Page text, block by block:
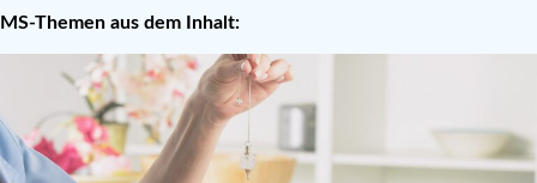
MS-Themen aus dem Inhalt: